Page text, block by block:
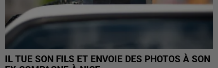
IL TUE SON FILS ET ENVOIE DES PHOTOS À SON